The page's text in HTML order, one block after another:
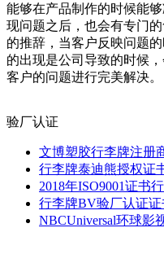
能够在产品制作的时候能
现问题之后，也会有专门
的推辞，当客户反映问题
的出现是公司导致的时候
客户的问题进行完美解决。
验厂认证
文博塑胶行李牌注册
行李牌泰迪熊授权证
2018年ISO9001证书
行李牌BV验厂认证证
NBCUniversal环球影